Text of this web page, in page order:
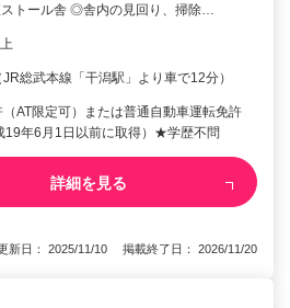
ストール舎 ◎舎内の見回り、掃除…
総武本線「干潟駅」より車で12分）
AT限定可）または普通自動車運転免許
19年6月1日以前に取得）★学歴不問
詳細を見る
新日： 2025/11/10 掲載終了日： 2026/11/20